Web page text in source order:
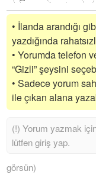
• İlanda arandığı
yazdığında
• Yorumda telefon
“Gizli” şeysini
• Sadece yorum
ile çıkan alana
görsün)